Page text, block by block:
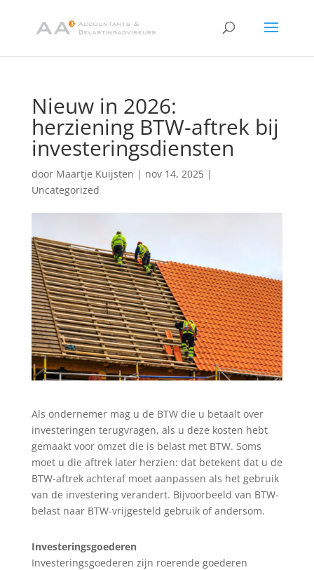
Nieuw in 2026:
herziening BTW-aftrek bij
investeringsdiensten
door Maartje Kuijsten | nov 14, 2025|
Uncategorized
Als ondernemer mag u de BTW die u betaalt over
investeringen terugvragen, als u deze kosten hebt
gemaakt voor omzet die is belast met BTW. Soms
moet u die aftrek later herzien: dat betekent dat u de
BTW-aftrek achteraf moet aanpassen als het gebruik
van de investering verandert. Bijvoorbeeld van BTW-
belast naar BTW-vrijgesteld gebruik of andersom.
Investeringsgoederen
Investeringsgoederen zijn roerende goederen